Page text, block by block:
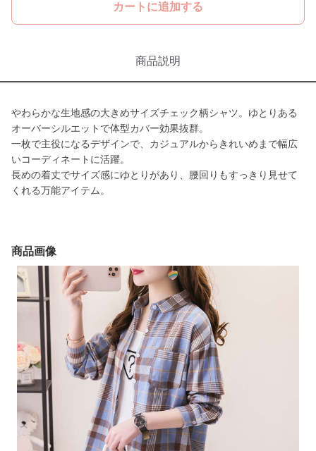
カートに追加する
商品説明
やわらかな生地感の大きめサイズチェック柄シャツ。ゆとりある
オーバーシルエットで体型カバー効果抜群。
一枚で主役になるデザインで、カジュアルからきれいめまで幅広
いコーディネートに活躍。
長めの着丈でサイズ感にゆとりがあり、腰回りもすっきり見せて
くれる万能アイテム。
商品画像